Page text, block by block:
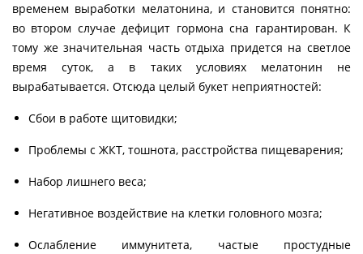
временем выработки мелатонина, и становится понятно:
во втором случае дефицит гормона сна гарантирован. К
тому же значительная часть отдыха придется на светлое
время суток, а в таких условиях мелатонин не
вырабатывается. Отсюда целый букет неприятностей:
Сбои в работе щитовидки;
Проблемы с ЖКТ, тошнота, расстройства пищеварения;
Набор лишнего веса;
Негативное воздействие на клетки головного мозга;
Ослабление иммунитета, частые простудные